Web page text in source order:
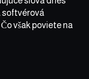
softvérová
však poviete na